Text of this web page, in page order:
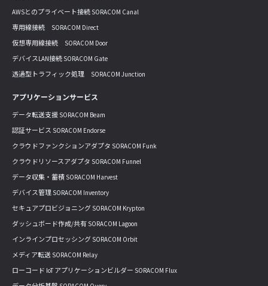
AWSとのプライベート接続 SORACOM Canal
専用線接続 SORACOM Direct
仮想専用線接続 SORACOM Door
デバイスLAN接続 SORACOM Gate
透過型トラフィック処理 SORACOM Junction
アプリケーションサービス
データ転送支援 SORACOM Beam
認証サービス SORACOM Endorse
クラウドファンクションアダプタ SORACOM Funk
クラウドリソースアダプタ SORACOM Funnel
データ収集・蓄積 SORACOM Harvest
デバイス管理 SORACOM Inventory
セキュアプロビジョニング SORACOM Krypton
ダッシュボード作成/共有 SORACOM Lagoon
インラインプロセッシング SORACOM Orbit
メディア転送 SORACOM Relay
ローコード IoT アプリケーションビルダー SORACOM Flux